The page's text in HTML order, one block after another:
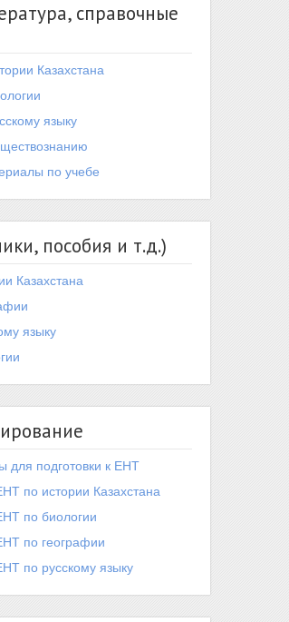
справочные
Казахстана
языку
по учебе
пособия и т.д.)
Казахстана
языку
для подготовки к ЕНТ
по истории Казахстана
по биологии
по географии
по русскому языку